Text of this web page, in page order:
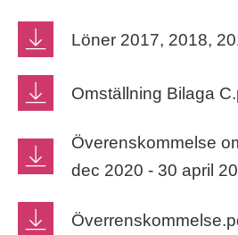
Löner 2017, 2018,
Omställning Bilaga
Överenskommelse
dec 2020 - 30 april